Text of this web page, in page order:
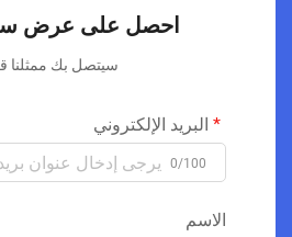
احصل على عرض
سيتصل بك ممثلنا
البريد الإلكتروني
0/100
الاسم